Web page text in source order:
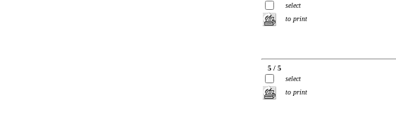
select
to print
5 / 5
select
to print